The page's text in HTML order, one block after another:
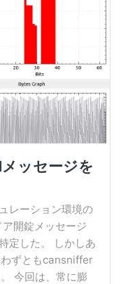
ッセージを
レーション環境の
開錠メッセージ
定した。 しかしあ
ずともcansniffer
今回は、常に膨